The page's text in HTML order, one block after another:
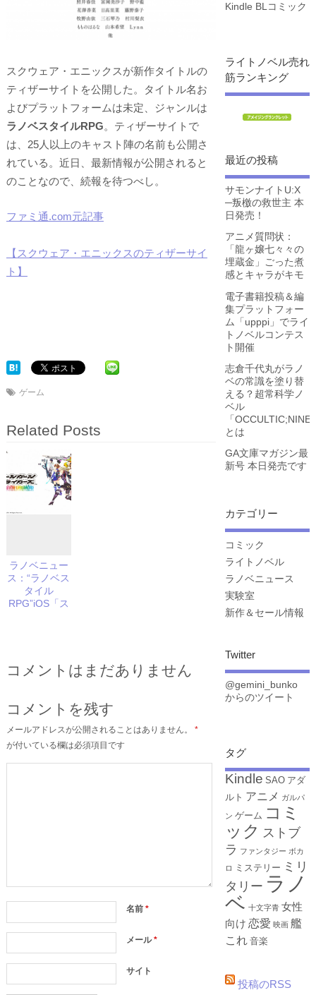
スクウェア・エニックスが新作タイトルの
ティザーサイトを公開した。タイトル名お
よびプラットフォームは未定、ジャンルは
ラノベスタイルRPG。ティザーサイトで
は、25人以上のキャスト陣の名前も公開さ
れている。近日、最新情報が公開されると
のことなので、続報を待つべし。
ファミ通.com元記事
【スクウェア・エニックスのティザーサイ
ト】
ゲーム
Related Posts
ラノベニュー
ス：“ラノベス
タイル
RPG”iOS「ス
ーリー配信予
定！
コメントはまだありません
コメントを残す
メールアドレスが公開されることはありません。
*
が付いている欄は必須項目です
名前 *
メール*
サイト
Kindle BLコミック
ライトノベル売れ
筋ランキング
最近の投稿
サモンナイトU:X
─叛檄の救世主 本
日発売！
アニメ質問状：
「龍ヶ嬢七々々の
埋蔵金」ごった煮
感とキャラがキモ
電子書籍投稿＆編
集プラットフォー
ム「upppi」でライ
トノベルコンテス
ト開催
志倉千代丸がラノ
ベの常識を塗り替
える？超常科学ノ
ベル
「OCCULTIC;NINE
とは
GA文庫マガジン最
新号 本日発売です
カテゴリー
コミック
ライトノベル
ラノベニュース
実験室
新作＆セール情報
Twitter
@gemini_bunko
からのツイート
タグ
Kindle SAO アダ
ルト アニメ ガルパ
ン ゲーム コミ
ック ストブ
ラ ファンタジー ボカ
ロ
ミステリー ミリ
タリー ラノ
ベ 十文字青 女性
向け 恋愛 映画 艦
これ 音楽
投稿のRSS